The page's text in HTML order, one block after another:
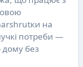
на
потреби —
дому без